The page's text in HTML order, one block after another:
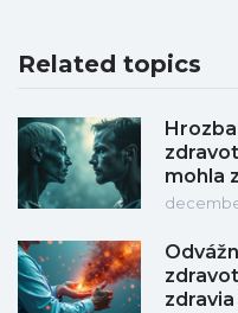
Related topics
mohla